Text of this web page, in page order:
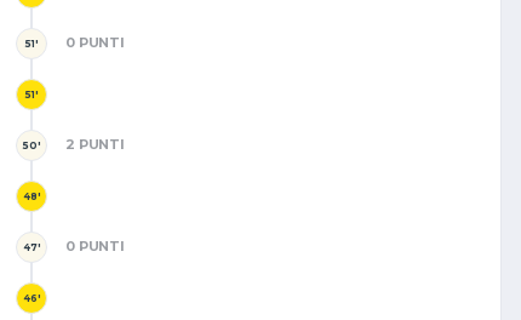
51' 0 PUNTI
51'
50' 2 PUNTI
48'
47' 0 PUNTI
46'